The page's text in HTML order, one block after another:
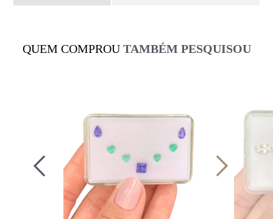
QUEM COMPROU TAMBÉM PESQUISOU